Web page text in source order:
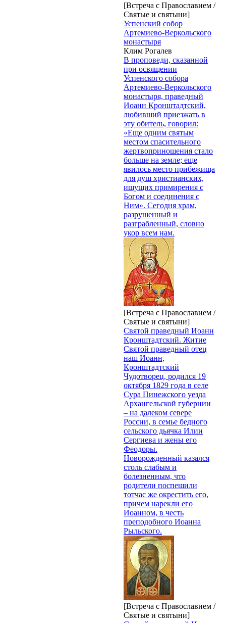
[Встреча с Православием /
Святые и святыни]
Успенский собор
Артемиево-Веркольского
монастыря
Клим Рогалев
В проповеди, сказанной
при освящении
Успенского собора
Артемиево-Веркольского
монастыря, праведный
Иоанн Кронштадтский,
любивший приезжать в
эту обитель, говорил:
«Еще одним святым
местом спасительного
жертвоприношения стало
больше на земле; еще
явилось место прибежища
для душ христианских,
ищущих примирения с
Богом и соединения с
Ним». Сегодня храм,
разрушенный и
разграбленный, словно
укор всем нам.
[Встреча с Православием /
Святые и святыни]
Святой праведный Иоанн
Кронштадтский. Житие
Святой праведный отец
наш Иоанн,
Кронштадтский
Чудотворец, родился 19
октября 1829 года в селе
Сура Пинежского уезда
Архангельской губернии
– на далеком севере
России, в семье бедного
сельского дьячка Илии
Сергиева и жены его
Феодоры.
Новорожденный казался
столь слабым и
болезненным, что
родители поспешили
тотчас же окрестить его,
причем нарекли его
Иоанном, в честь
преподобного Иоанна
Рыльского.
[Встреча с Православием /
Святые и святыни]